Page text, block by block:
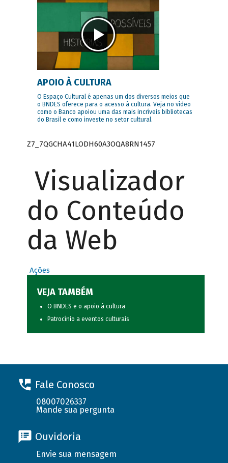
APOIO À CULTURA
O Espaço Cultural é apenas um dos diversos meios que
o BNDES oferece para o acesso à cultura. Veja no vídeo
como o Banco apoiou uma das mais incríveis bibliotecas
do Brasil e como investe no setor cultural.
Z7_7QGCHA41LODH60A3OQA8RN1457
Visualizador
do Conteúdo
da Web
Ações
VEJA TAMBÉM
O BNDES e o apoio à cultura
Patrocínio a eventos culturais
Fale Conosco
08007026337
Mande sua pergunta
Ouvidoria
Envie sua mensagem